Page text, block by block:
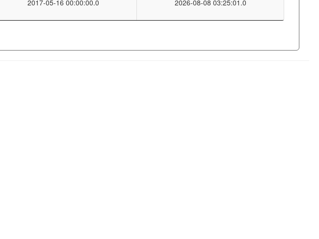
2017-05-16 00:00:00.0 2026-08-08 03:25:01.0